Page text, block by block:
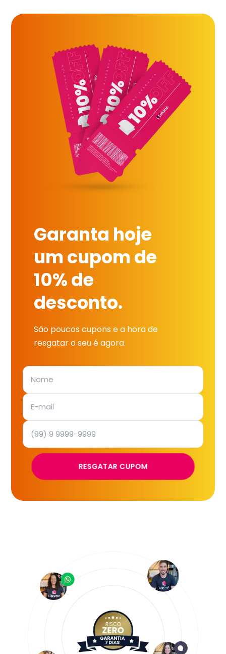
Garanta hoje
um cupom de
10% de
desconto.
São poucos cupons e a hora de
resgatar o seu é agora.
RESGATAR CUPOM